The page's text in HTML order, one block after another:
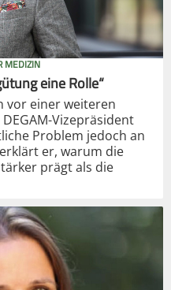
MEDIZIN
eine Rolle“
vor einer weiteren
Vizepräsident
Problem jedoch an
er, warum die
prägt als die